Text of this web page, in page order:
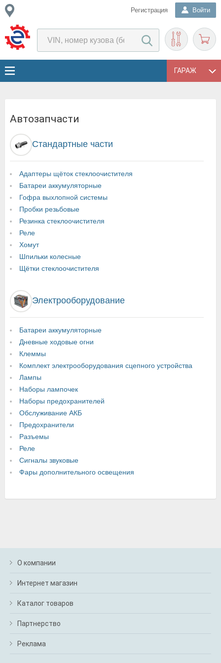
Регистрация Войти
ГАРАЖ
Автозапчасти
Стандартные части
Адаптеры щёток стеклоочистителя
Батареи аккумуляторные
Гофра выхлопной системы
Пробки резьбовые
Резинка стеклоочистителя
Реле
Хомут
Шпильки колесные
Щётки стеклоочистителя
Электрооборудование
Батареи аккумуляторные
Дневные ходовые огни
Клеммы
Комплект электрооборудования сцепного устройства
Лампы
Наборы лампочек
Наборы предохранителей
Обслуживание АКБ
Предохранители
Разъемы
Реле
Сигналы звуковые
Фары дополнительного освещения
О компании
Интернет магазин
Каталог товаров
Партнерство
Реклама